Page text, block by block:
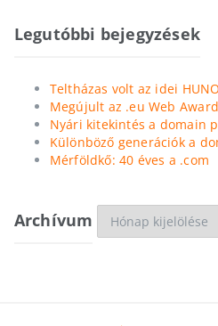
Legutóbbi bejegyzések
Teltházas volt az idei
Megújult az .eu Web
Nyári kitekintés a domain
Különböző generációk a
Mérföldkő: 40 éves a .com
Archívum